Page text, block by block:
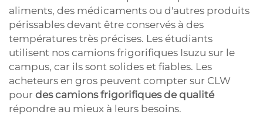
aliments, des médicaments ou d'autres produits
périssables devant être conservés à des
températures très précises. Les étudiants
utilisent nos camions frigorifiques Isuzu sur le
campus, car ils sont solides et fiables. Les
acheteurs en gros peuvent compter sur CLW
pour des camions frigorifiques de qualité
répondre au mieux à leurs besoins.